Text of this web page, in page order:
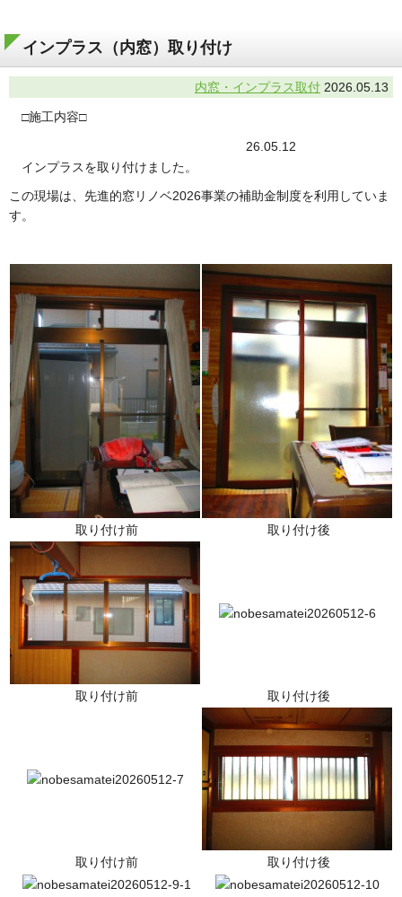
インプラス（内窓）取り付け
内窓・インプラス取付 2026.05.13
□施工内容□
26.05.12
インプラスを取り付けました。
この現場は、先進的窓リノベ2026事業の補助金制度を利用していま
す。
取り付け前 取り付け後
取り付け前 取り付け後
取り付け前 取り付け後